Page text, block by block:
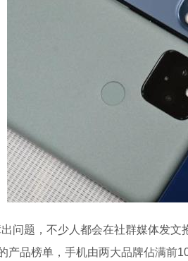
问题，不少人都会在社群媒体发
产品榜单，手机由两大品牌佔满前10